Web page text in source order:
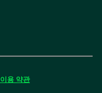
이용 약관